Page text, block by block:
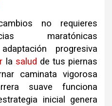
no requieres
maratónicas
progresiva
la salud de tus piernas
caminata vigorosa
suave funciona
inicial genera